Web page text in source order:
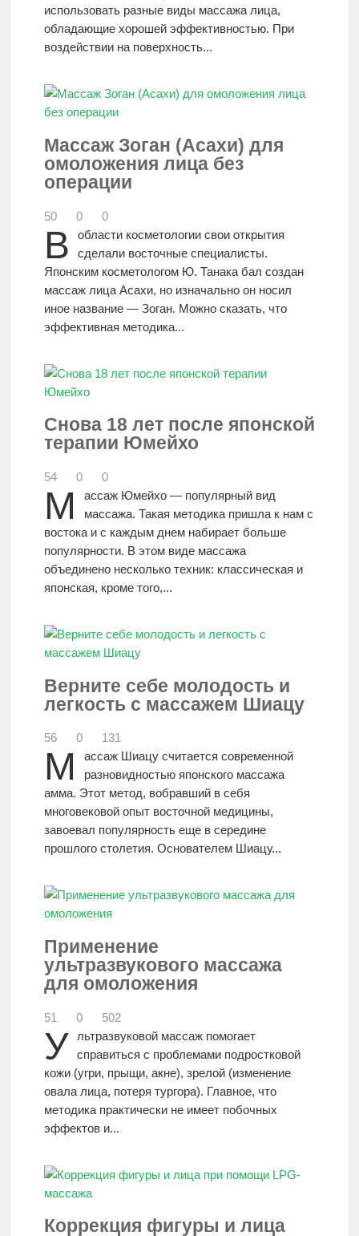
использовать разные виды массажа лица,
обладающие хорошей эффективностью. При
воздействии на поверхность...
Массаж Зоган (Асахи) для
омоложения лица без
операции
50 0 0
В
области косметологии свои открытия
сделали восточные специалисты.
Японским косметологом Ю. Танака бал создан
массаж лица Асахи, но изначально он носил
иное название — Зоган. Можно сказать, что
эффективная методика...
Снова 18 лет после японской
терапии Юмейхо
54 0 0
М
ассаж Юмейхо — популярный вид
массажа. Такая методика пришла к нам с
востока и с каждым днем набирает больше
популярности. В этом виде массажа
объединено несколько техник: классическая и
японская, кроме того,...
Верните себе молодость и
легкость с массажем Шиацу
56 0 131
М
ассаж Шиацу считается современной
разновидностью японского массажа
амма. Этот метод, вобравший в себя
многовековой опыт восточной медицины,
завоевал популярность еще в середине
прошлого столетия. Основателем Шиацу...
Применение
ультразвукового массажа
для омоложения
51 0 502
У
льтразвуковой массаж помогает
справиться с проблемами подростковой
кожи (угри, прыщи, акне), зрелой (изменение
овала лица, потеря тургора). Главное, что
методика практически не имеет побочных
эффектов и...
Коррекция фигуры и лица